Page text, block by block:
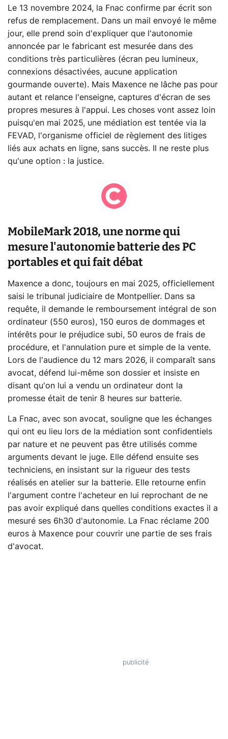
Le 13 novembre 2024, la Fnac confirme par écrit son
refus de remplacement. Dans un mail envoyé le même
jour, elle prend soin d'expliquer que l'autonomie
annoncée par le fabricant est mesurée dans des
conditions très particulières (écran peu lumineux,
connexions désactivées, aucune application
gourmande ouverte). Mais Maxence ne lâche pas pour
autant et relance l'enseigne, captures d'écran de ses
propres mesures à l'appui. Les choses vont assez loin
puisqu'en mai 2025, une médiation est tentée via la
FEVAD, l'organisme officiel de règlement des litiges
liés aux achats en ligne, sans succès. Il ne reste plus
qu'une option : la justice.
MobileMark 2018, une norme qui
mesure l'autonomie batterie des PC
portables et qui fait débat
Maxence a donc, toujours en mai 2025, officiellement
saisi le tribunal judiciaire de Montpellier. Dans sa
requête, il demande le remboursement intégral de son
ordinateur (550 euros), 150 euros de dommages et
intérêts pour le préjudice subi, 50 euros de frais de
procédure, et l'annulation pure et simple de la vente.
Lors de l'audience du 12 mars 2026, il comparaît sans
avocat, défend lui-même son dossier et insiste en
disant qu'on lui a vendu un ordinateur dont la
promesse était de tenir 8 heures sur batterie.
La Fnac, avec son avocat, souligne que les échanges
qui ont eu lieu lors de la médiation sont confidentiels
par nature et ne peuvent pas être utilisés comme
arguments devant le juge. Elle défend ensuite ses
techniciens, en insistant sur la rigueur des tests
réalisés en atelier sur la batterie. Elle retourne enfin
l'argument contre l'acheteur en lui reprochant de ne
pas avoir expliqué dans quelles conditions exactes il a
mesuré ses 6h30 d'autonomie. La Fnac réclame 200
euros à Maxence pour couvrir une partie de ses frais
d'avocat.